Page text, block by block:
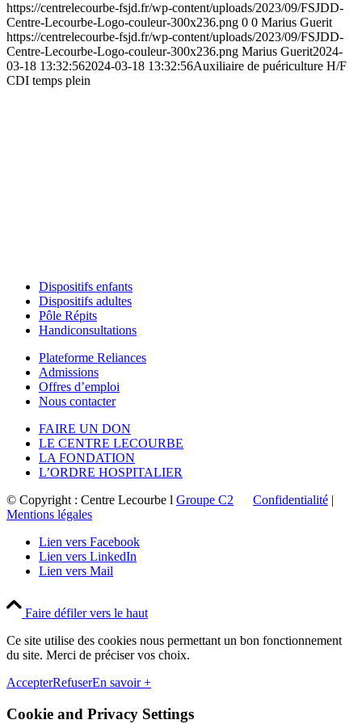
https://centrelecourbe-fsjd.fr/wp-content/uploads/2023/09/FSJDD-
Centre-Lecourbe-Logo-couleur-300x236.png 0 0 Marius Guerit
https://centrelecourbe-fsjd.fr/wp-content/uploads/2023/09/FSJDD-
Centre-Lecourbe-Logo-couleur-300x236.png Marius Guerit2024-
03-18 13:32:562024-03-18 13:32:56Auxiliaire de puériculture H/F
CDI temps plein
Dispositifs enfants
Dispositifs adultes
Pôle Répits
Handiconsultations
Plateforme Reliances
Admissions
Offres d’emploi
Nous contacter
FAIRE UN DON
LE CENTRE LECOURBE
LA FONDATION
L’ORDRE HOSPITALIER
© Copyright : Centre Lecourbe l Groupe C2 Confidentialité |
Mentions légales
Lien vers Facebook
Lien vers LinkedIn
Lien vers Mail
Faire défiler vers le haut
Ce site utilise des cookies nous permettant un bon fonctionnement
du site. Merci de préciser vos choix.
AccepterRefuserEn savoir +
Cookie and Privacy Settings